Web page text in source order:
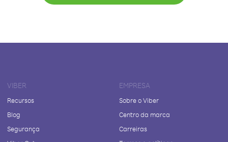
VIBER
Recursos
Blog
Segurança
EMPRESA
Sobre o Viber
Centro da marca
Carreiras